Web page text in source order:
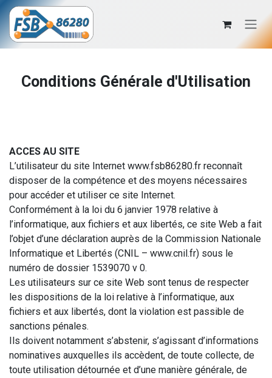
Se rendre au contenu
Conditions Générale d'Utilisation
ACCES AU SITE
L’utilisateur du site Internet www.fsb86280.fr reconnaît
disposer de la compétence et des moyens nécessaires
pour accéder et utiliser ce site Internet.
Conformément à la loi du 6 janvier 1978 relative à
l’informatique, aux fichiers et aux libertés, ce site Web a fait
l’objet d’une déclaration auprès de la Commission Nationale
Informatique et Libertés (CNIL – www.cnil.fr) sous le
numéro de dossier 1539070 v 0.
Les utilisateurs sur ce site Web sont tenus de respecter
les dispositions de la loi relative à l’informatique, aux
fichiers et aux libertés, dont la violation est passible de
sanctions pénales.
Ils doivent notamment s’abstenir, s’agissant d’informations
nominatives auxquelles ils accèdent, de toute collecte, de
toute utilisation détournée et d’une manière générale, de